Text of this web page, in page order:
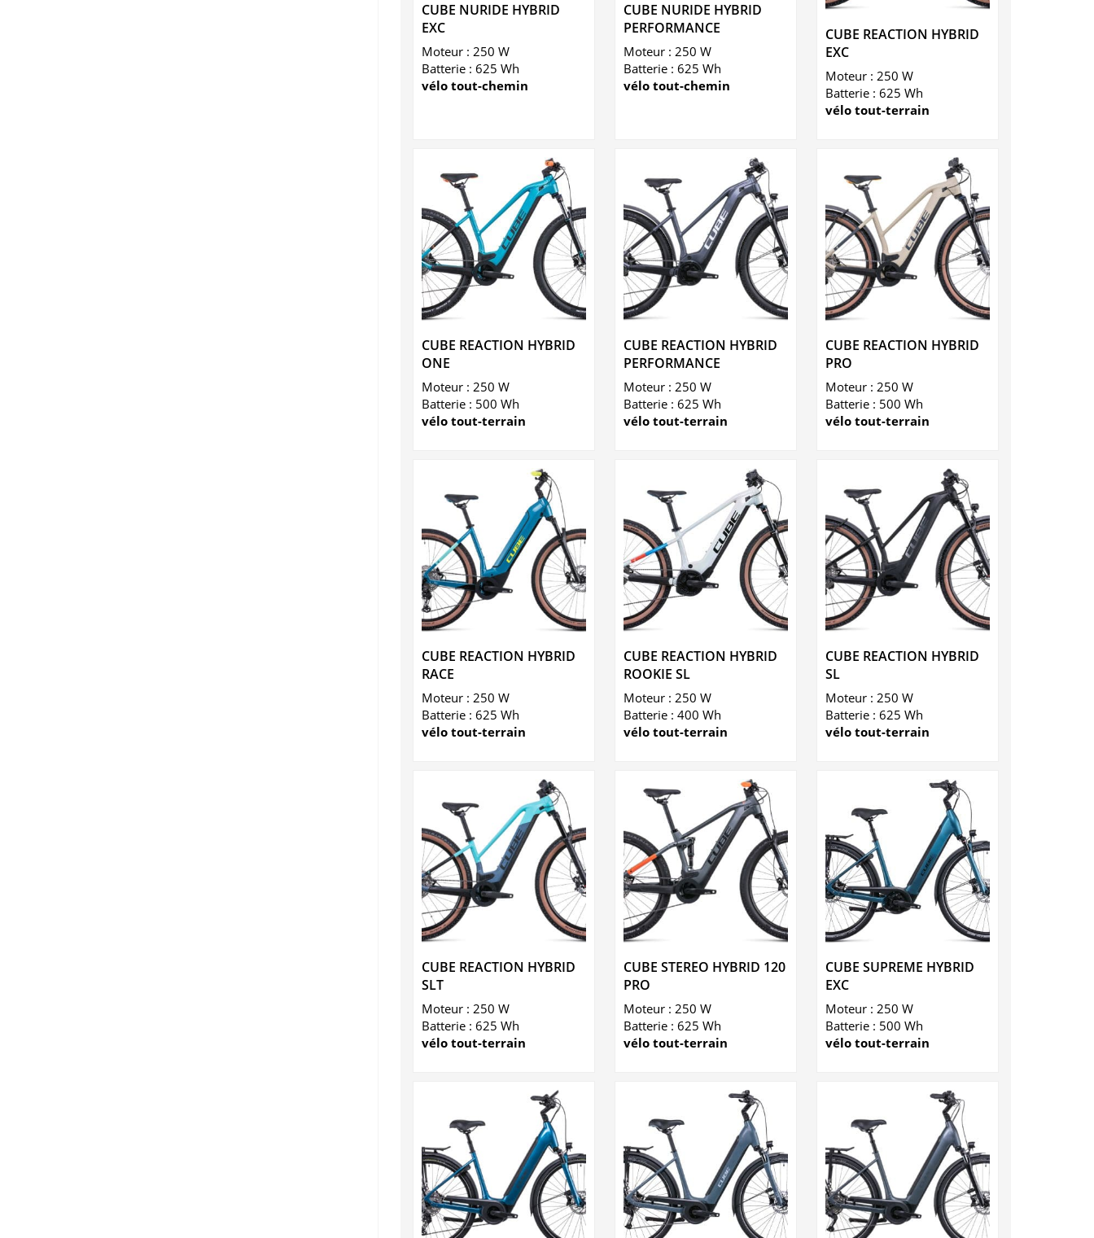
CUBE NURIDE HYBRID
EXC
Moteur : 250 W
Batterie : 625 Wh
vélo tout-chemin
CUBE NURIDE HYBRID
PERFORMANCE
Moteur : 250 W
Batterie : 625 Wh
vélo tout-chemin
CUBE REACTION HYBRID
EXC
Moteur : 250 W
Batterie : 625 Wh
vélo tout-terrain
CUBE REACTION HYBRID
ONE
Moteur : 250 W
Batterie : 500 Wh
vélo tout-terrain
CUBE REACTION HYBRID
PERFORMANCE
Moteur : 250 W
Batterie : 625 Wh
vélo tout-terrain
CUBE REACTION HYBRID
PRO
Moteur : 250 W
Batterie : 500 Wh
vélo tout-terrain
CUBE REACTION HYBRID
RACE
Moteur : 250 W
Batterie : 625 Wh
vélo tout-terrain
CUBE REACTION HYBRID
ROOKIE SL
Moteur : 250 W
Batterie : 400 Wh
vélo tout-terrain
CUBE REACTION HYBRID
SL
Moteur : 250 W
Batterie : 625 Wh
vélo tout-terrain
CUBE REACTION HYBRID
SLT
Moteur : 250 W
Batterie : 625 Wh
vélo tout-terrain
CUBE STEREO HYBRID 120
PRO
Moteur : 250 W
Batterie : 625 Wh
vélo tout-terrain
CUBE SUPREME HYBRID
EXC
Moteur : 250 W
Batterie : 500 Wh
vélo tout-terrain